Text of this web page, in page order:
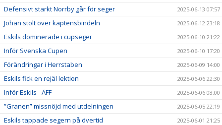
Defensivt starkt Norrby går för seger 2025-06-13 07:57
Johan stolt över kaptensbindeln 2025-06-12 23:18
Eskils dominerade i cupseger 2025-06-10 21:22
Inför Svenska Cupen 2025-06-10 17:20
Förändringar i Herrstaben 2025-06-09 14:00
Eskils fick en rejäl lektion 2025-06-06 22:30
Inför Eskils - ÄFF 2025-06-06 08:00
”Granen” missnöjd med utdelningen 2025-06-05 22:19
Eskils tappade segern på övertid 2025-06-01 21:25